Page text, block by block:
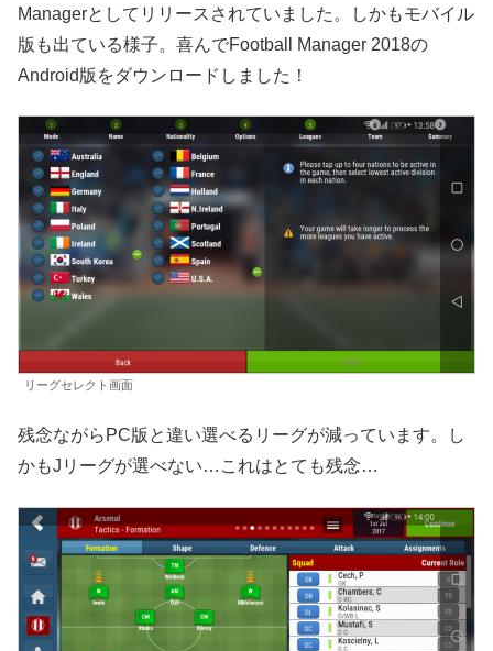
Managerとしてリリースされていました。しかもモバイル
版も出ている様子。喜んでFootball Manager 2018の
Android版をダウンロードしました！
リーグセレクト画面
残念ながらPC版と違い選べるリーグが減っています。し
かもJリーグが選べない…これはとても残念…